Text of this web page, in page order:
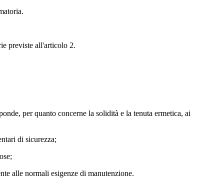
previste all'articolo 2.
per quanto concerne la solidità e la tenuta ermetica, ai
di sicurezza;
alle normali esigenze di manutenzione.